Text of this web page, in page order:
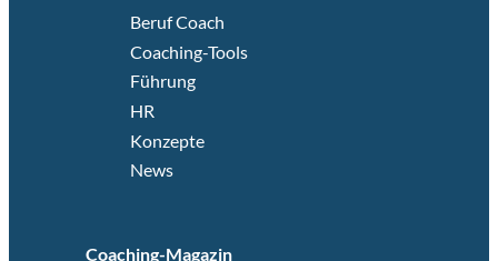
Beruf Coach
Coaching-Tools
Führung
HR
Konzepte
News
Coaching-Magazin